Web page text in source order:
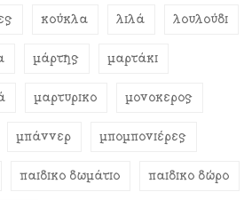
κούκλα λιλά λουλούδι
μάρτης μαρτάκι
μαρτυρικό μονόκερος
μπάννερ μπομπονιέρες
παιδικό δωμάτιο παιδικό δώρο